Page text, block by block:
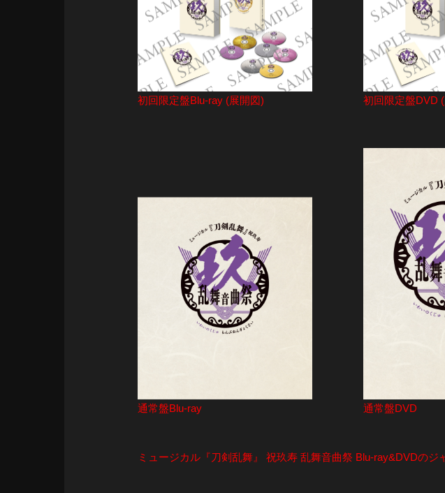
初回限定盤Blu-ray (展開図) 初回限定盤DVD
通常盤Blu-ray 通常盤DVD
ミュージカル『刀剣乱舞』 祝玖寿 乱舞音曲祭 Blu-ray&DVDの